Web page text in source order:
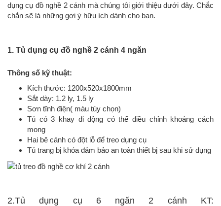
dụng cụ đồ nghề 2 cánh mà chúng tôi giới thiệu dưới đây. Chắc
chắn sẽ là những gợi ý hữu ích dành cho bạn.
1. Tủ dụng cụ đồ nghề 2 cánh 4 ngăn
Thông số kỹ thuật:
Kích thước: 1200x520x1800mm
Sắt dày: 1.2 ly, 1.5 ly
Sơn tĩnh điện( màu tùy chọn)
Tủ có 3 khay di dộng có thể điều chỉnh khoảng cách
mong
Hai bê cánh có đột lỗ để treo dụng cụ
Tủ trang bị khóa đảm bảo an toàn thiết bị sau khi sử dụng
2.Tủ dụng cụ 6 ngăn 2 cánh KT: